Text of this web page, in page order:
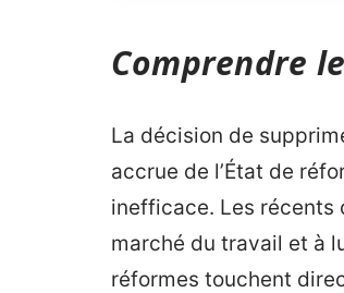
Comprendre
La décision de
accrue de l’État de
inefficace. Les récents
marché du travail et à
réformes touchent